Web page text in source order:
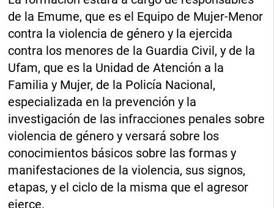
de la Emume, que es el Equipo de Mujer-Menor
contra la violencia de género y la ejercida
contra los menores de la Guardia Civil, y de la
Ufam, que es la Unidad de Atención a la
Familia y Mujer, de la Policía Nacional,
especializada en la prevención y la
investigación de las infracciones penales sobre
violencia de género y versará sobre los
conocimientos básicos sobre las formas y
manifestaciones de la violencia, sus signos,
etapas, y el ciclo de la misma que el agresor
ejerce.